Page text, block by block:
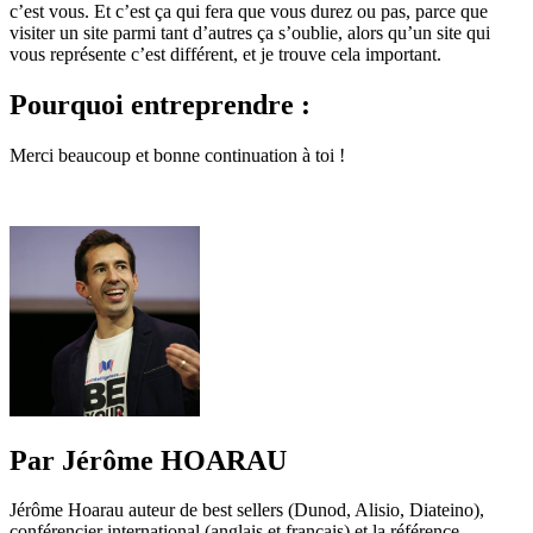
c’est vous. Et c’est ça qui fera que vous durez ou pas, parce que
visiter un site parmi tant d’autres ça s’oublie, alors qu’un site qui
vous représente c’est différent, et je trouve cela important.
Pourquoi entreprendre :
Merci beaucoup et bonne continuation à toi !
Par Jérôme HOARAU
Jérôme Hoarau auteur de best sellers (Dunod, Alisio, Diateino),